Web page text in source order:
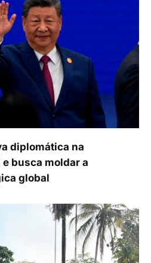
diplomática na
busca moldar a
global